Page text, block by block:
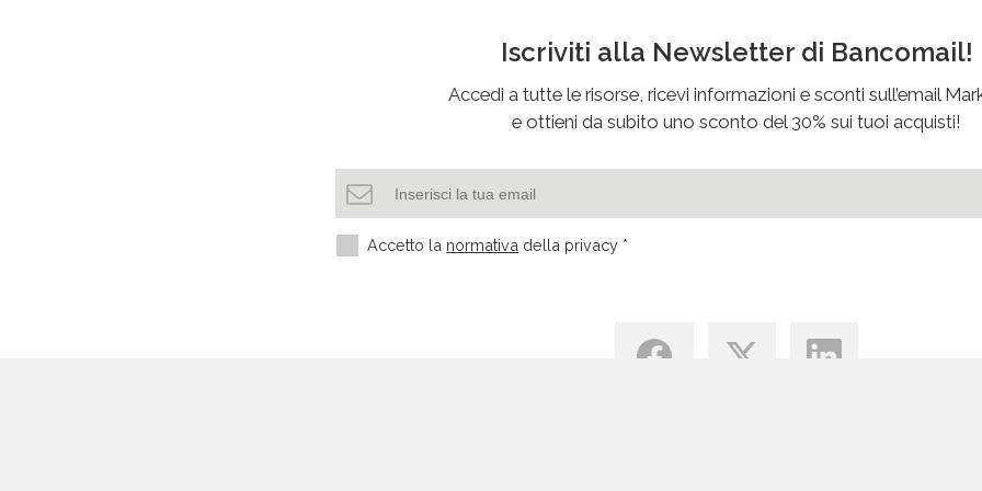
Iscriviti alla Newsletter di Bancomail!
Accedi a tutte le risorse, ricevi informazioni e sconti sull’email
e ottieni da subito uno sconto del 30% sui tuoi acquisti!
Accetto la normativa della privacy *